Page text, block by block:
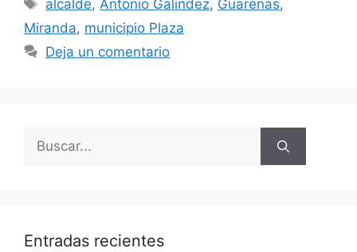
alcalde,Antonio Galindez, Guarenas,
Miranda, municipio Plaza
Deja un comentario
Entradas recientes